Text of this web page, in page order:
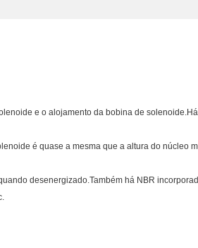
e o alojamento da bobina de
é quase a mesma que a altura do núcleo
desenergizado.Também há NBR